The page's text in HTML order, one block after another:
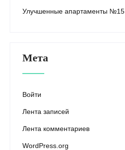
Улучшенные апартаменты №15
Мета
Войти
Лента записей
Лента комментариев
WordPress.org